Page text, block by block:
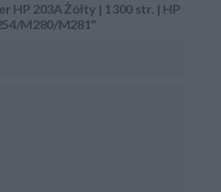
HP 203A Żółty | 1300 str. | HP
M280/M281"